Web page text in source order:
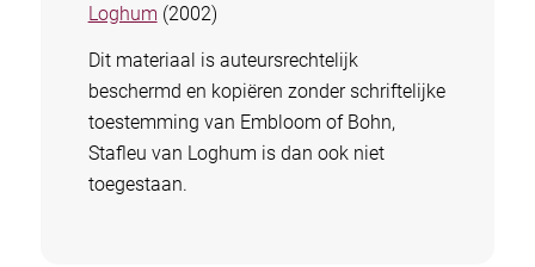
Loghum (2002)
Dit materiaal is auteursrechtelijk
beschermd en kopiëren zonder schriftelijke
toestemming van Embloom of Bohn,
Stafleu van Loghum is dan ook niet
toegestaan.